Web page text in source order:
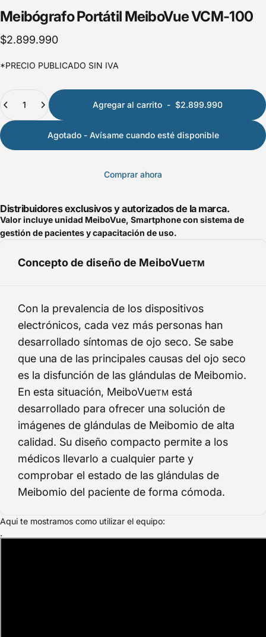
MeibógrafoPortátil MeiboVueVCM-100
$2.899.990
*PRECIO PUBLICADO SIN IVA
Agregar al carrito- $2.899.990
Agotado - Avísame cuando esté disponible
Comprar ahora
Distribuidores exclusivos y autorizados de la marca.
Valor incluye unidad MeiboVue, Smartphone con sistema de
gestión de pacientes y capacitación de uso.
Concepto de diseño de MeiboVueTM
Con la prevalencia de los dispositivos
electrónicos, cada vez más personas han
desarrollado síntomas de ojo seco. Se sabe
que una de las principales causas del ojo seco
es la disfunción de las glándulas de Meibomio.
En esta situación, MeiboVueTM está
desarrollado para ofrecer una solución de
imágenes de glándulas de Meibomio de alta
calidad. Su diseño compacto permite a los
médicos llevarlo a cualquier parte y
comprobar el estado de las glándulas de
Meibomio del paciente de forma cómoda.
Aqui te mostramos como utilizar el equipo:
.